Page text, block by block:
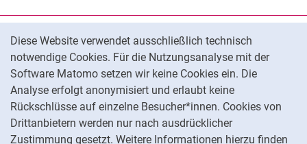
Diese Website verwendet ausschließlich technisch
notwendige Cookies. Für die Nutzungsanalyse mit der
Software Matomo setzen wir keine Cookies ein. Die
Analyse erfolgt anonymisiert und erlaubt keine
Rückschlüsse auf einzelne Besucher*innen. Cookies von
Drittanbietern werden nur nach ausdrücklicher
Zustimmung gesetzt. Weitere Informationen hierzu finden
Datenschutz
Barrierefreiheit
Transparenter KI-Einsatz
Impressum
Cookie-Einstellungen